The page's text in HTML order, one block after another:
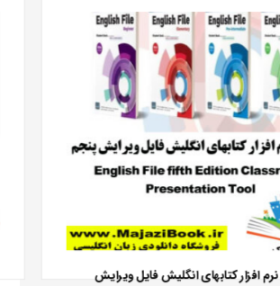
نرم افزار کتابهای انگلیش فایل ویرایش